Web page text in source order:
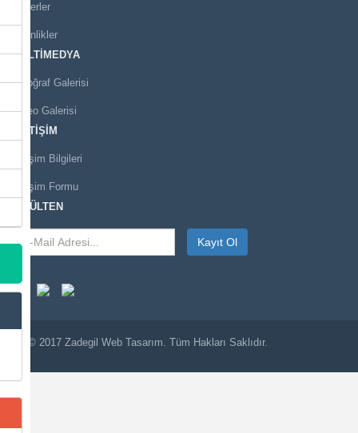
Haberler
Etkinlikler
MULTİMEDYA
Fotoğraf Galerisi
Video Galerisi
İLETİŞİM
İletişim Bilgileri
İletişim Formu
E-BÜLTEN
Kayıt Ol
© 2017 Zadegil Web Tasarım. Tüm Hakları Saklıdır.